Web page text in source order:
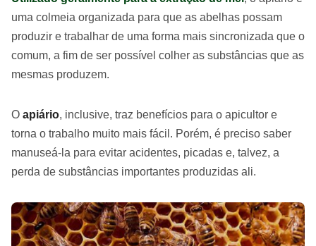
uma colmeia organizada para que as abelhas possam
produzir e trabalhar de uma forma mais sincronizada que o
comum, a fim de ser possível colher as substâncias que as
mesmas produzem.
O apiário, inclusive, traz benefícios para o apicultor e
torna o trabalho muito mais fácil. Porém, é preciso saber
manuseá-la para evitar acidentes, picadas e, talvez, a
perda de substâncias importantes produzidas ali.